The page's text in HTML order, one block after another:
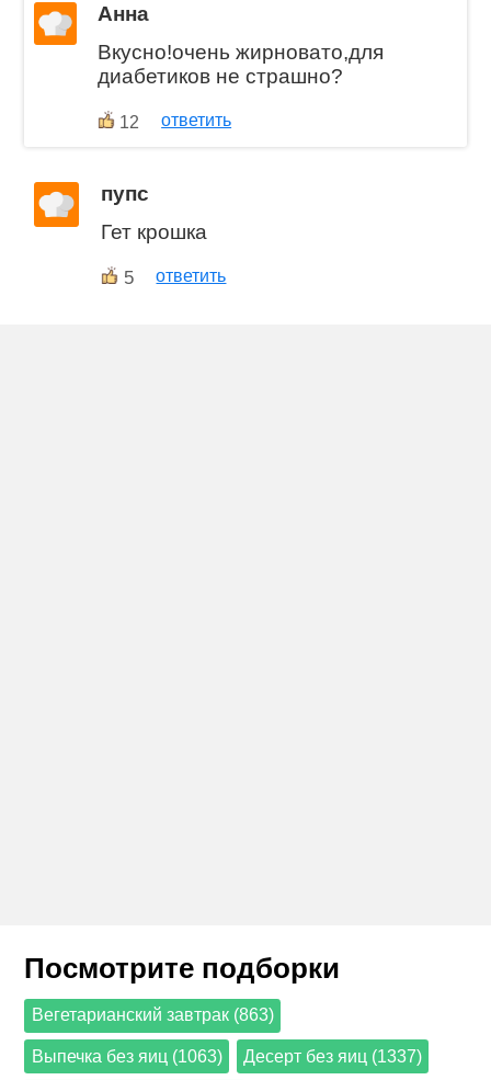
Анна
Вкусно!очень жирновато,для
диабетиков не страшно?
12 ответить
пупс
Гет крошка
5 ответить
Посмотрите подборки
Вегетарианский завтрак (863)
Выпечка без яиц (1063) Десерт без яиц (1337)